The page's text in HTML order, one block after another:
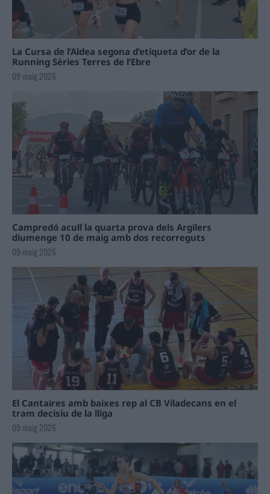
La Cursa de l’Aldea segona d’etiqueta d’or de la
Running Sèries Terres de l’Ebre
09 maig 2026
Campredó acull la quarta prova dels Argilers
diumenge 10 de maig amb dos recorreguts
09 maig 2026
El Cantaires amb baixes rep al CB Viladecans en el
tram decisiu de la lliga
09 maig 2026